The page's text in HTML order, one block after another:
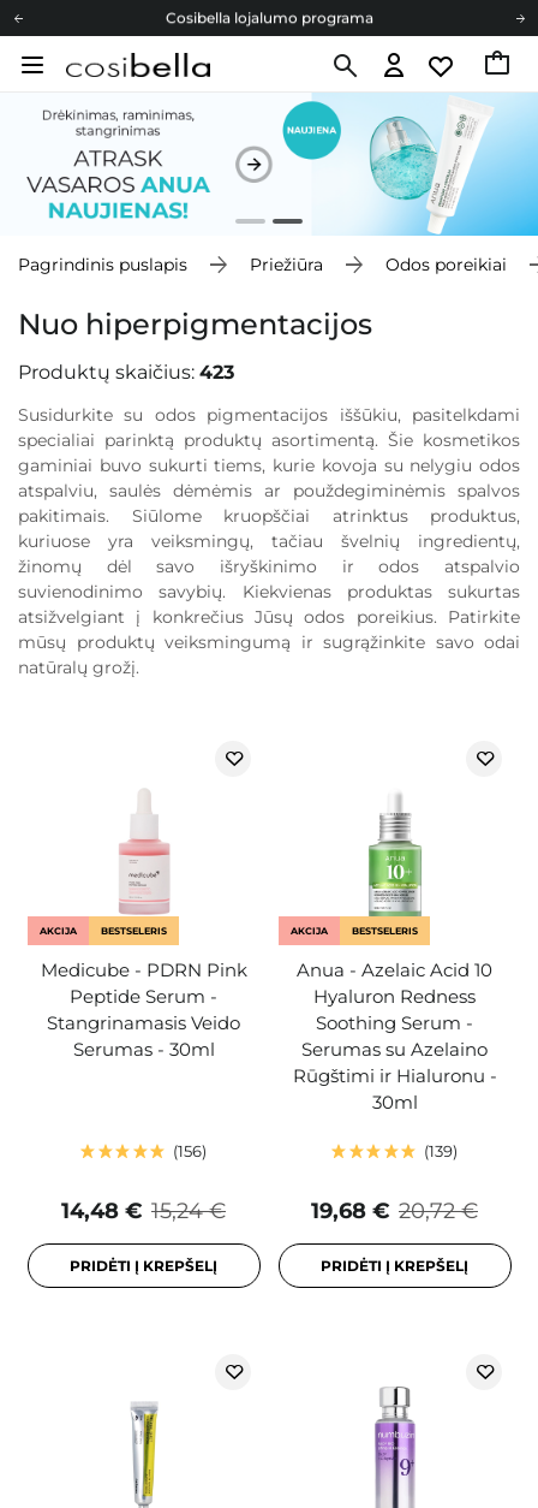
Cosibella lojalumo programa
Nemokamas pristatymas nuo 40,00 €
Cosibella lojalumo programa
Nemokamas pristatymas nuo 40,00 €
Dovanų Kortelės
Pagrindinis puslapis Priežiūra Odos poreikiai
Nuo hiperpigmentacijos
Produktų skaičius: 423
Susidurkite su odos pigmentacijos iššūkiu, pasitelkdami
specialiai parinktą produktų asortimentą. Šie kosmetikos
gaminiai buvo sukurti tiems, kurie kovoja su nelygiu odos
atspalviu, saulės dėmėmis ar použdegiminėmis spalvos
pakitimais. Siūlome kruopščiai atrinktus produktus,
kuriuose yra veiksmingų, tačiau švelnių ingredientų,
žinomų dėl savo išryškinimo ir odos atspalvio
suvienodinimo savybių. Kiekvienas produktas sukurtas
atsižvelgiant į konkrečius Jūsų odos poreikius. Patirkite
mūsų produktų veiksmingumą ir sugrąžinkite savo odai
natūralų grožį.
AKCIJA BESTSELERIS
Medicube - PDRN Pink
Peptide Serum -
Stangrinamasis Veido
Serumas - 30ml
156
15,24 €
14,48 €
PRIDĖTI Į KREPŠELĮ
AKCIJA BESTSELERIS
Anua - Azelaic Acid 10
Hyaluron Redness
Soothing Serum -
Serumas su Azelaino
Rūgštimi ir Hialuronu -
30ml
139
20,72 €
19,68 €
PRIDĖTI Į KREPŠELĮ